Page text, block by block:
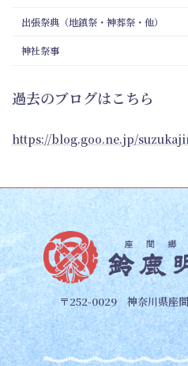
出張祭典（地鎮祭・神葬祭・他）
神社祭事
過去のブログはこちら
https://blog.goo.ne.jp/
〒252-0029 神奈川県座